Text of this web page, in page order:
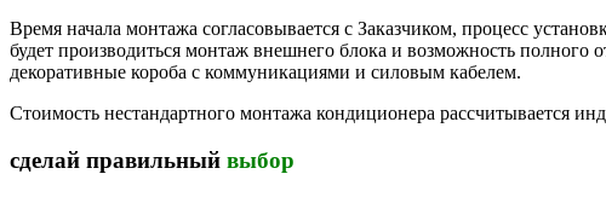
Время начала монтажа согласовывается с Заказчиком, процесс
будет производиться монтаж внешнего блока и возможность полного
декоративные короба с коммуникациями и силовым кабелем.
Стоимость нестандартного монтажа кондиционера рассчитывается
сделай правильный выбор